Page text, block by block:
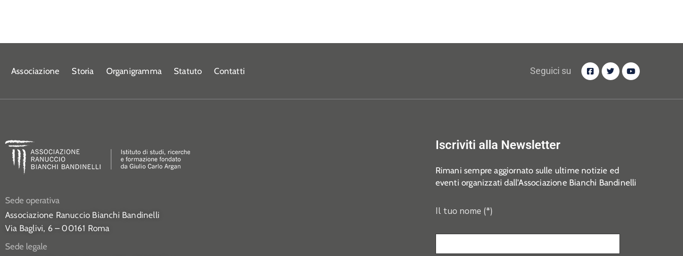
Associazione Storia Organigramma Statuto Contatti Seguici su
Sede operativa
Associazione Ranuccio Bianchi Bandinelli
Via Baglivi, 6 – 00161 Roma
Sede legale
Iscriviti alla Newsletter
Rimani sempre aggiornato sulle ultime notizie ed
eventi organizzati dall’Associazione Bianchi Bandinelli
Il tuo nome (*)